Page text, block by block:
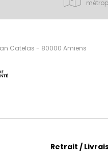
Catelas - 80000 Amiens
Retrait /